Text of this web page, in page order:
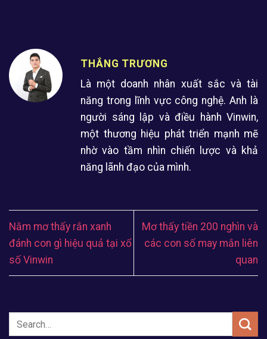
THẮNG TRƯƠNG
Là một doanh nhân xuất sắc và tài
năng trong lĩnh vực công nghệ. Anh là
người sáng lập và điều hành Vinwin,
một thương hiệu phát triển mạnh mẽ
nhờ vào tầm nhìn chiến lược và khả
năng lãnh đạo của mình.
Nằm mơ thấy rắn xanh
đánh con gì hiệu quả tại xổ
số Vinwin
Mơ thấy tiền 200 nghìn và
các con số may mắn liên
quan